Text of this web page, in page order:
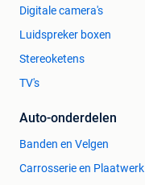
Digitale camera's
Luidspreker boxen
Stereoketens
TV's
Auto-onderdelen
Banden en Velgen
Carrosserie en Plaatwerk